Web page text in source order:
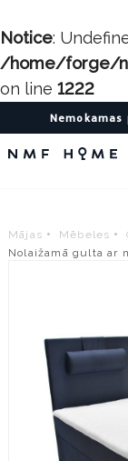
Notice:
/home/forge/
on line 1222
Mājas Mēbeles
Nolaižamā gulta ar